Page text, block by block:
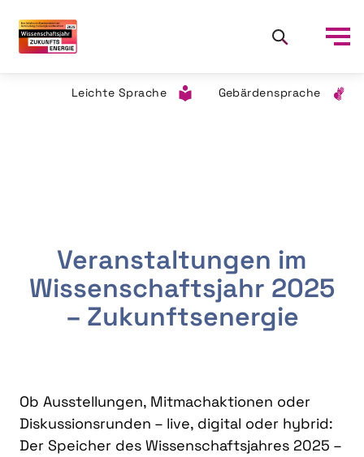
Leichte Sprache Gebärdensprache
Veranstaltungen im
Wissenschaftsjahr 2025
– Zukunftsenergie
Ob Ausstellungen, Mitmachaktionen oder
Diskussionsrunden – live, digital oder hybrid:
Der Speicher des Wissenschaftsjahres 2025 –